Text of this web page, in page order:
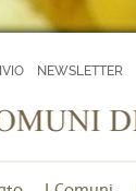
NEWSLETTER